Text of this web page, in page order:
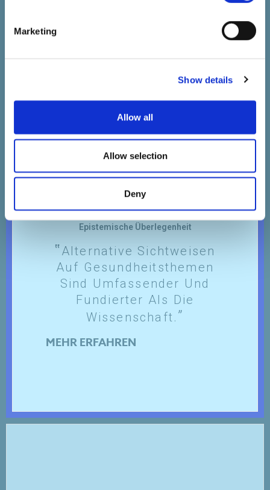
Marketing
Show details
Allow all
Allow selection
Deny
Es Am Besten", Intuition,
Epistemische Überlegenheit
Alternative Sichtweisen
Auf Gesundheitsthemen
Sind Umfassender Und
Fundierter Als Die
Wissenschaft.
MEHR ERFAHREN